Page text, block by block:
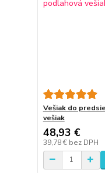
Vešiak do
vešiak
48,93 €
39,78 € bez DPH